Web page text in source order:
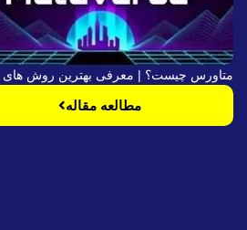
متاورس چیست؟ | معرفی بهترین روش های
مطالعه مقاله